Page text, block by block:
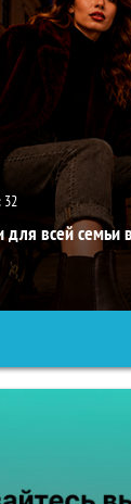
32
всей семьи